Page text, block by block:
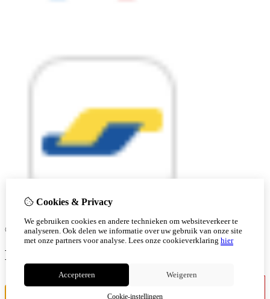
© Copyright 2026 |
Cookies & Privacy
We gebruiken cookies en andere technieken om websiteverkeer te
analyseren. Ook delen we informatie over uw gebruik van onze site
met onze partners voor analyse. Lees onze cookieverklaring hier
Accepteren Weigeren
Cookie-instellingen
Ben je 18 of ouder?